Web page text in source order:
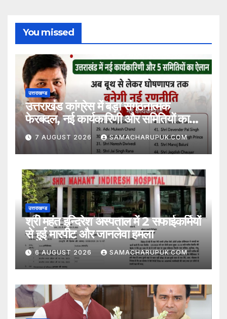
You missed
उत्तराखण्ड
उत्तराखंड कांग्रेस में बड़ा संगठनात्मक
फेरबदल, नई कार्यकारिणी और समितियों का
गठन7 AUGUST 2026 SAMACHARUPUK.COM
उत्तराखण्ड
श्री महंत इन्दिरेश अस्पताल में 2 सफाईकर्मियों
से हुई मारपीट और जानलेवा हमला
6 AUGUST 2026 SAMACHARUPUK.COM